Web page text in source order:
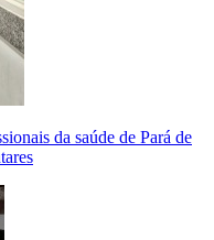
da saúde de Pará de